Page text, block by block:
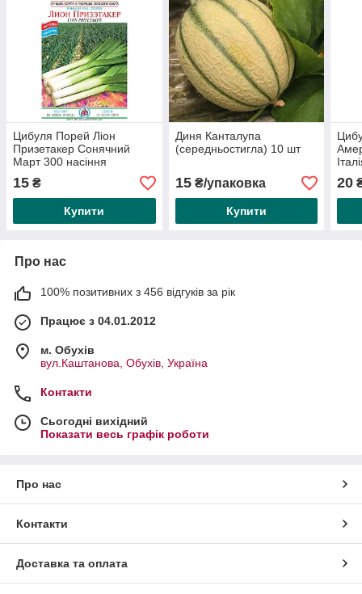
Цибуля Порей Ліон
Призетакер Сонячний
Март 300 насіння
15 ₴
Купити
Диня Канталупа
(середньостигла) 10 шт
15₴/упаковка
Купити
20
Про нас
100% позитивних з 456 відгуків за рік
Працює з 04.01.2012
м. Обухів
вул.Каштанова, Обухів, Україна
Контакти
Сьогодні вихідний
Показати весь графік роботи
Про нас
Контакти
Доставка та оплата